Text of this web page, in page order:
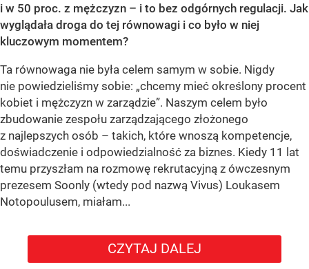
i w 50 proc. z mężczyzn – i to bez odgórnych regulacji. Jak
wyglądała droga do tej równowagi i co było w niej
kluczowym momentem?
Ta równowaga nie była celem samym w sobie. Nigdy
nie powiedzieliśmy sobie: „chcemy mieć określony procent
kobiet i mężczyzn w zarządzie”. Naszym celem było
zbudowanie zespołu zarządzającego złożonego
z najlepszych osób – takich, które wnoszą kompetencje,
doświadczenie i odpowiedzialność za biznes. Kiedy 11 lat
temu przyszłam na rozmowę rekrutacyjną z ówczesnym
prezesem Soonly (wtedy pod nazwą Vivus) Loukasem
Notopoulusem, miałam...
CZYTAJ DALEJ